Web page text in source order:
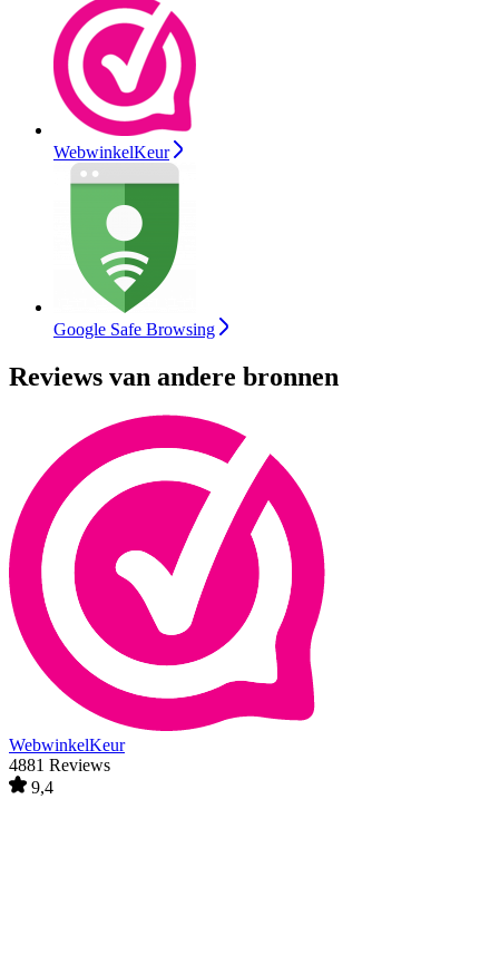
WebwinkelKeur
Google Safe Browsing
Reviews van andere bronnen
WebwinkelKeur
4881 Reviews
9,4